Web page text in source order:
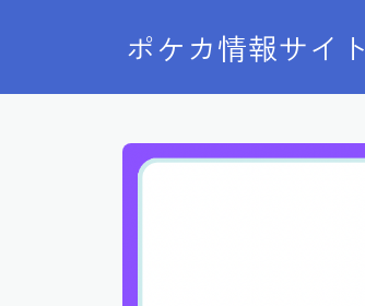
ポケカ情報サイト